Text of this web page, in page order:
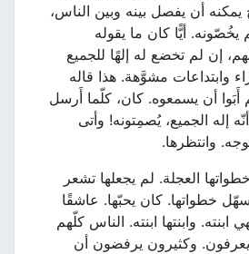
أن يفصل بينه وبين الناس،
أيًّا كان ما يقوله
إن لم تخضع له إلهًا للجميع
وابتداعات مشوَّهة. هذا قاله
أَبَوا أن يسمعوه. كان، كلّما أَرسل
إله الجميع، يُصمِتونه! وأتى
وانتظرها.
العجلة. لم يجعلها تشعر
خطواتها. كان يحبّها. عاشقًا
وابنتها ابنته. الناس كلّهم
وكثيرون يرفضون أن